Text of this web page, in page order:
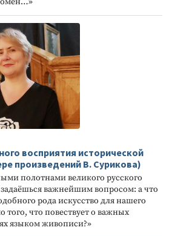
восприятия исторической
произведений В. Сурикова)
полотнами великого русского
важнейшим вопросом: а что
рода искусство для нашего
что повествует о важных
языком живописи?»